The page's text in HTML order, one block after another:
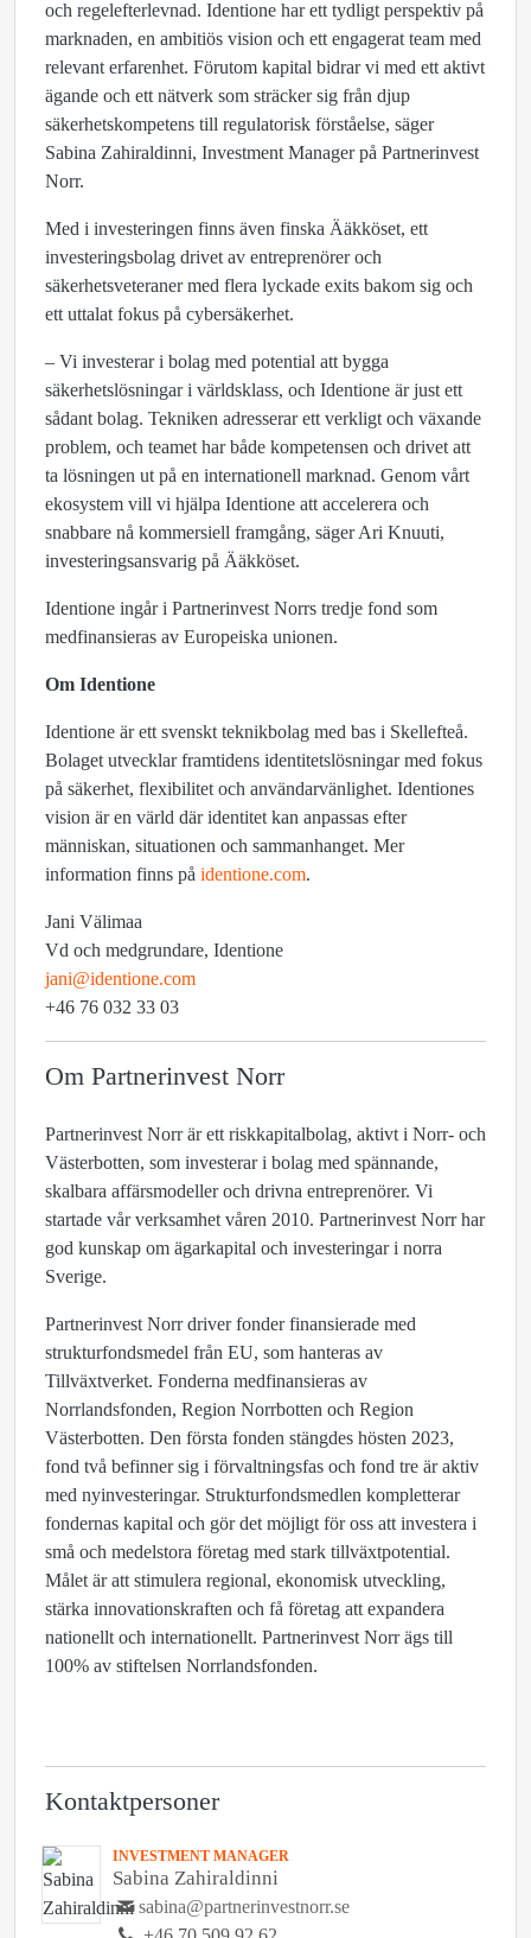
och regelefterlevnad. Identione har ett tydligt perspektiv på
marknaden, en ambitiös vision och ett engagerat team med
relevant erfarenhet. Förutom kapital bidrar vi med ett aktivt
ägande och ett nätverk som sträcker sig från djup
säkerhetskompetens till regulatorisk förståelse, säger
Sabina Zahiraldinni, Investment Manager på Partnerinvest
Norr.
Med i investeringen finns även finska Ääkköset, ett
investeringsbolag drivet av entreprenörer och
säkerhetsveteraner med flera lyckade exits bakom sig och
ett uttalat fokus på cybersäkerhet.
– Vi investerar i bolag med potential att bygga
säkerhetslösningar i världsklass, och Identione är just ett
sådant bolag. Tekniken adresserar ett verkligt och växande
problem, och teamet har både kompetensen och drivet att
ta lösningen ut på en internationell marknad. Genom vårt
ekosystem vill vi hjälpa Identione att accelerera och
snabbare nå kommersiell framgång, säger Ari Knuuti,
investeringsansvarig på Ääkköset.
Identione ingår i Partnerinvest Norrs tredje fond som
medfinansieras av Europeiska unionen.
Om Identione
Identione är ett svenskt teknikbolag med bas i Skellefteå.
Bolaget utvecklar framtidens identitetslösningar med fokus
på säkerhet, flexibilitet och användarvänlighet. Identiones
vision är en värld där identitet kan anpassas efter
människan, situationen och sammanhanget. Mer
information finns på identione.com.
Jani Välimaa
Vd och medgrundare, Identione
jani@identione.com
+46 76 032 33 03
Om Partnerinvest Norr
Partnerinvest Norr är ett riskkapitalbolag, aktivt i Norr- och
Västerbotten, som investerar i bolag med spännande,
skalbara affärsmodeller och drivna entreprenörer. Vi
startade vår verksamhet våren 2010. Partnerinvest Norr har
god kunskap om ägarkapital och investeringar i norra
Sverige.
Partnerinvest Norr driver fonder finansierade med
strukturfondsmedel från EU, som hanteras av
Tillväxtverket. Fonderna medfinansieras av
Norrlandsfonden, Region Norrbotten och Region
Västerbotten. Den första fonden stängdes hösten 2023,
fond två befinner sig i förvaltningsfas och fond tre är aktiv
med nyinvesteringar. Strukturfondsmedlen kompletterar
fondernas kapital och gör det möjligt för oss att investera i
små och medelstora företag med stark tillväxtpotential.
Målet är att stimulera regional, ekonomisk utveckling,
stärka innovationskraften och få företag att expandera
nationellt och internationellt. Partnerinvest Norr ägs till
100% av stiftelsen Norrlandsfonden.
Kontaktpersoner
INVESTMENT MANAGER
Sabina Zahiraldinni
sabina@partnerinvestnorr.se